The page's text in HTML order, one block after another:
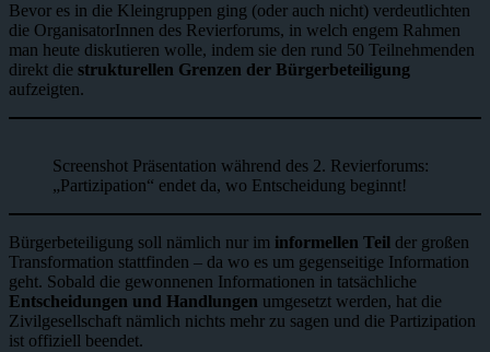
Bevor es in die Kleingruppen ging (oder auch nicht) verdeutlichten
die OrganisatorInnen des Revierforums, in welch engem Rahmen
man heute diskutieren wolle, indem sie den rund 50 Teilnehmenden
direkt die strukturellen Grenzen der Bürgerbeteiligung
aufzeigten.
Screenshot Präsentation während des 2. Revierforums:
„Partizipation“ endet da, wo Entscheidung beginnt!
Bürgerbeteiligung soll nämlich nur im informellen Teil der großen
Transformation stattfinden – da wo es um gegenseitige Information
geht. Sobald die gewonnenen Informationen in tatsächliche
Entscheidungen und Handlungen umgesetzt werden, hat die
Zivilgesellschaft nämlich nichts mehr zu sagen und die Partizipation
ist offiziell beendet.